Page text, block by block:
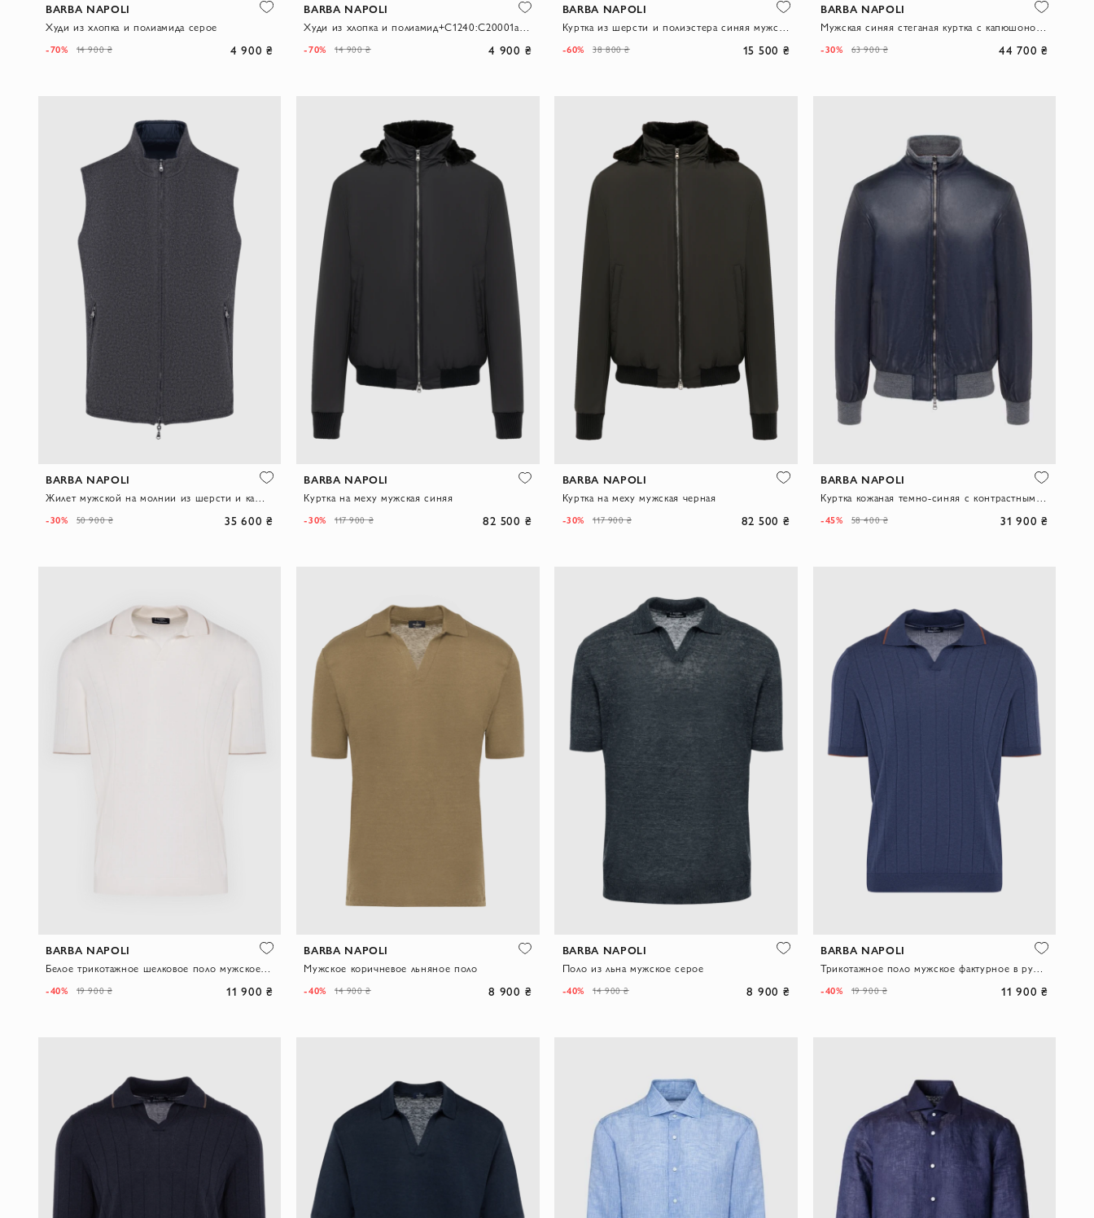
BARBA NAPOLI
Худи из хлопка и полиамида серое
-70% 14 900 ₴ 4 900 ₴
BARBA NAPOLI
-70% 14 900 ₴ 4 900 ₴
BARBA NAPOLI
-60% 38 800 ₴ 15 500 ₴
BARBA NAPOLI
-30% 63 900 ₴ 44 700 ₴
BARBA NAPOLI
-30% 50 900 ₴ 35 600 ₴
BARBA NAPOLI
Куртка на меху мужская синяя
-30% 117 900 ₴ 82 500 ₴
BARBA NAPOLI
Куртка на меху мужская черная
-30% 117 900 ₴ 82 500 ₴
BARBA NAPOLI
-45% 58 400 ₴ 31 900 ₴
BARBA NAPOLI
-40% 19 900 ₴ 11 900 ₴
BARBA NAPOLI
Мужское коричневое льняное поло
-40% 14 900 ₴ 8 900 ₴
BARBA NAPOLI
Поло из льна мужское серое
-40% 14 900 ₴ 8 900 ₴
BARBA NAPOLI
-40% 19 900 ₴ 11 900 ₴